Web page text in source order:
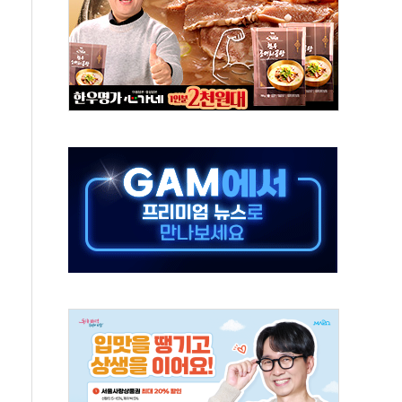
·기자회견·주요 정당 - 8월 7일
즈 통항 제한 추진…美 "통행 막을 권한 없어"
대부분 상승… "2분기 기업 순이익 21% 증가" 전망